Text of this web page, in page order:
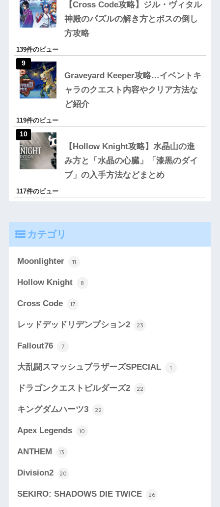
【Cross Code攻略】ジル・ヴィタル
神殿のパズルの解き方とボスの倒し
方攻略
139件のビュー
Graveyard Keeper攻略…イベントキ
ャラのクエスト内容やクリア方法な
ど紹介
119件のビュー
【Hollow Knight攻略】水晶山の進
み方と「水晶の心臓」「漆黒のダイ
ブ」の入手方法などまとめ
117件のビュー
カテゴリ
Moonlighter 11
Hollow Knight 8
Cross Code 17
レッドデッドリデンプション2 23
Fallout76 7
大乱闘スマッシュブラザーズSPECIAL 1
ドラゴンクエストビルダーズ2 22
キングダムハーツ3 22
Apex Legends 10
ANTHEM 13
Division2 20
SEKIRO: SHADOWS DIE TWICE 26